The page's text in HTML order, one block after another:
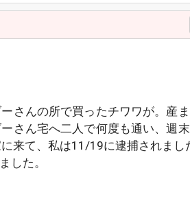
さんの所で買ったチワワが。産
さん宅へ二人で何度も通い、週
来て、私は11/19に逮捕されまし
した。